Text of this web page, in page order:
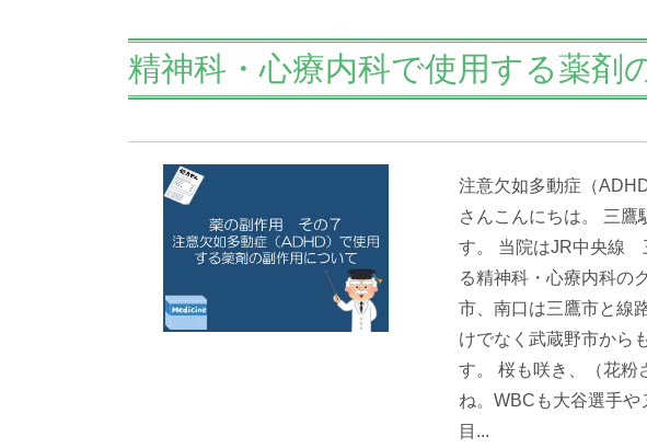
精神科・心療内科で使用する薬
注意欠如多動症（
さんこんにちは。 三
す。 当院はJR中央線
る精神科・心療内科の
市、南口は三鷹市と線
けでなく武蔵野市から
す。 桜も咲き、（花粉
ね。WBCも大谷選手
目...